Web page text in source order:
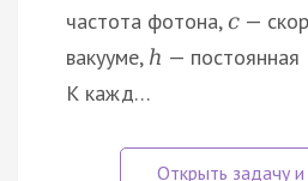
частота фотона,c —
вакууме, h — постоянная
К кажд…